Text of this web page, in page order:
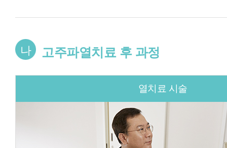
나 고주파열치료 후 과정
열치료 시술